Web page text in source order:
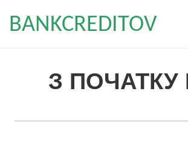
BANKCREDITOV
З ПОЧАТКУ